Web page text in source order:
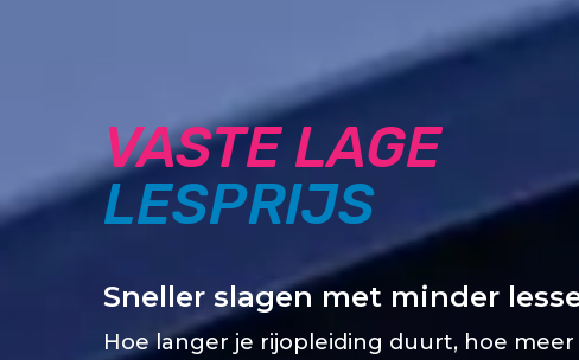
VASTE LAGE
LESPRIJS
Sneller slagen met minder
Hoe langer je rijopleiding duurt, hoe meer